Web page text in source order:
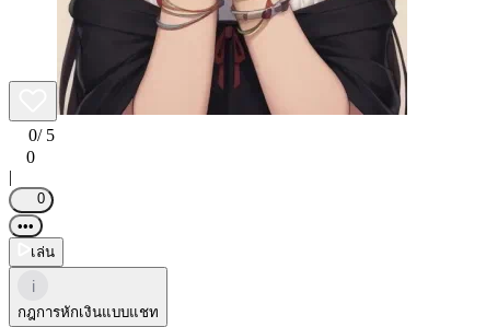
0/ 5
0
|
0
•••
เล่น
i
กฎการหักเงินแบบแชท